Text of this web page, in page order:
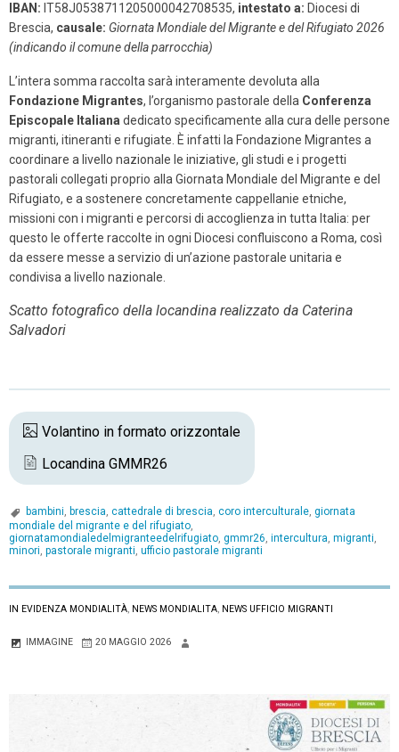
IBAN: IT58J0538711205000042708535, intestato a: Diocesi di
Brescia, causale: Giornata Mondiale del Migrante e del Rifugiato 2026
(indicando il comune della parrocchia)
L’intera somma raccolta sarà interamente devoluta alla
Fondazione Migrantes, l’organismo pastorale della Conferenza
Episcopale Italiana dedicato specificamente alla cura delle persone
migranti, itineranti e rifugiate. È infatti la Fondazione Migrantes a
coordinare a livello nazionale le iniziative, gli studi e i progetti
pastorali collegati proprio alla Giornata Mondiale del Migrante e del
Rifugiato, e a sostenere concretamente cappellanie etniche,
missioni con i migranti e percorsi di accoglienza in tutta Italia: per
questo le offerte raccolte in ogni Diocesi confluiscono a Roma, così
da essere messe a servizio di un’azione pastorale unitaria e
condivisa a livello nazionale.
Scatto fotografico della locandina realizzato da Caterina
Salvadori
Volantino in formato orizzontale
Locandina GMMR26
bambini brescia cattedrale di brescia coro interculturale giornata
mondiale del migrante e del rifugiato
giornatamondialedelmigranteedelrifugiato gmmr26 intercultura migranti
minori pastorale migranti ufficio pastorale migranti
IN EVIDENZA MONDIALITÀ, NEWS MONDIALITA, NEWS UFFICIO MIGRANTI
IMMAGINE 20 MAGGIO 2026